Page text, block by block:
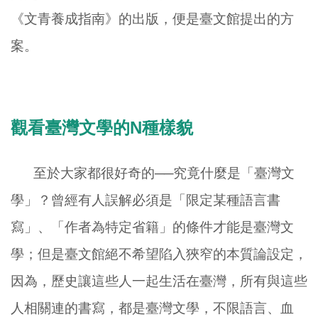
《文青養成指南》的出版，便是臺文館提出的方
案。
觀看臺灣文學的N種樣貌
至於大家都很好奇的──究竟什麼是「臺灣文
學」？曾經有人誤解必須是「限定某種語言書
寫」、「作者為特定省籍」的條件才能是臺灣文
學；但是臺文館絕不希望陷入狹窄的本質論設定，
因為，歷史讓這些人一起生活在臺灣，所有與這些
人相關連的書寫，都是臺灣文學，不限語言、血